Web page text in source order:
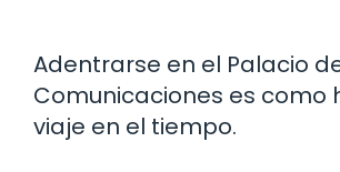
Adentrarse en el Palacio
Comunicaciones es como
viaje en el tiempo.